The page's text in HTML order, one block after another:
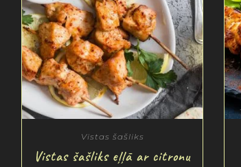
Vistas šašliks
Vistas šašliks eļļā ar citronu